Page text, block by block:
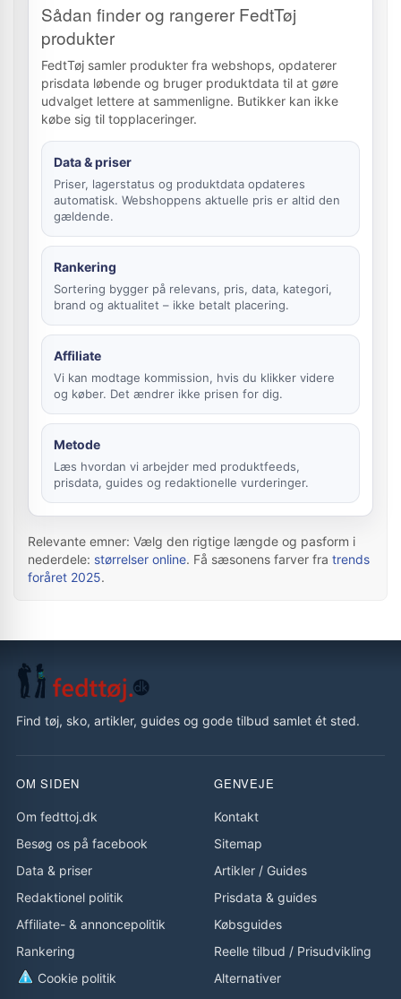
Sådan finder og rangerer FedtTøj
produkter
FedtTøj samler produkter fra webshops, opdaterer
prisdata løbende og bruger produktdata til at gøre
udvalget lettere at sammenligne. Butikker kan ikke
købe sig til topplaceringer.
Data & priser
Priser, lagerstatus og produktdata opdateres
automatisk. Webshoppens aktuelle pris er altid den
gældende.
Rankering
Sortering bygger på relevans, pris, data, kategori,
brand og aktualitet – ikke betalt placering.
Affiliate
Vi kan modtage kommission, hvis du klikker videre
og køber. Det ændrer ikke prisen for dig.
Metode
Læs hvordan vi arbejder med produktfeeds,
prisdata, guides og redaktionelle vurderinger.
Relevante emner: Vælg den rigtige længde og pasform i
nederdele: størrelser online. Få sæsonens farver fra trends
foråret 2025.
Find tøj, sko, artikler, guides og gode tilbud samlet ét sted.
OM SIDEN
Om fedttoj.dk
Besøg os på facebook
Data & priser
Redaktionel politik
Affiliate- & annoncepolitik
Rankering
Cookie politik
GENVEJE
Kontakt
Sitemap
Artikler / Guides
Prisdata & guides
Købsguides
Reelle tilbud / Prisudvikling
Alternativer